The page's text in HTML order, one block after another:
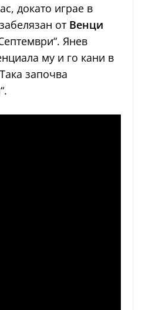
докато играе в
от Венци
Янев
му и го кани в
започва